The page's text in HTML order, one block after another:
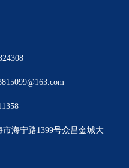
海宁路1399号众昌金城大